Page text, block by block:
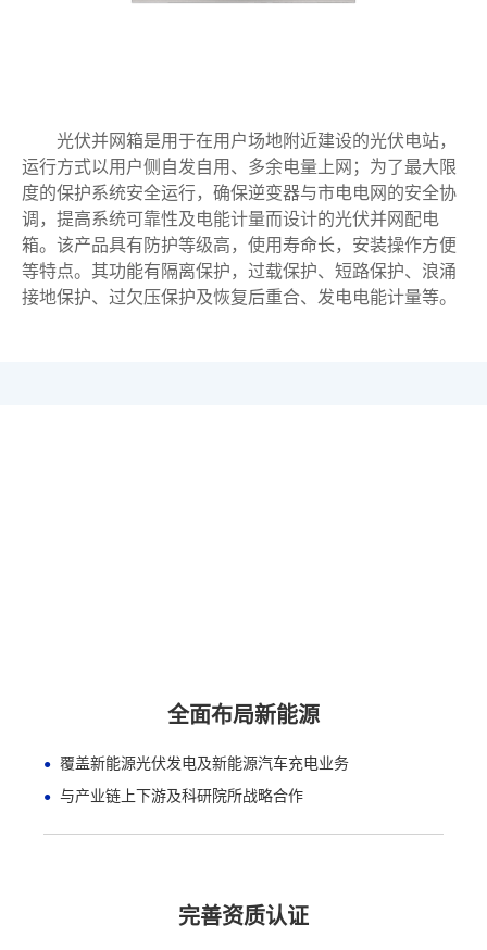
光伏并网箱是用于在用户场地附近建设的光伏电站，
运行方式以用户侧自发自用、多余电量上网；为了最大限
度的保护系统安全运行，确保逆变器与市电电网的安全协
调，提高系统可靠性及电能计量而设计的光伏并网配电
箱。该产品具有防护等级高，使用寿命长，安装操作方便
等特点。其功能有隔离保护，过载保护、短路保护、浪涌
接地保护、过欠压保护及恢复后重合、发电电能计量等。
全面布局新能源
覆盖新能源光伏发电及新能源汽车充电业务
与产业链上下游及科研院所战略合作
完善资质认证